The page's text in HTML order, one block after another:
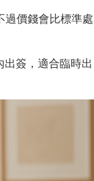
過價錢會比標準處
簽，適合臨時出